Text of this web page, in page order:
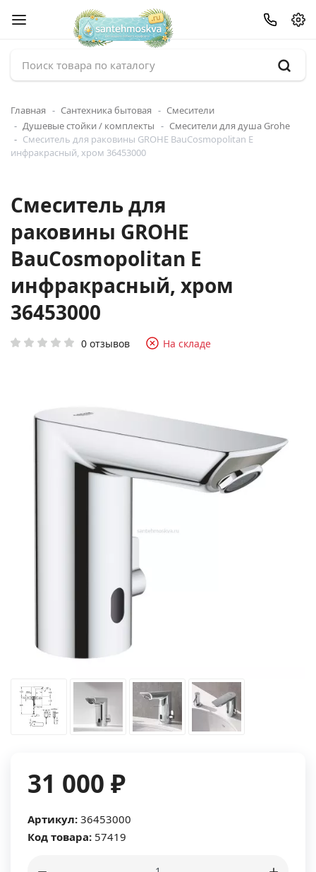
Главная Сантехника бытовая
Смесители
Душевые стойки / комплекты
Смесители для душа Grohe
Смеситель для раковины GROHE BauCosmopolitan E
инфракрасный, хром 36453000
Смеситель для
раковины GROHE
BauCosmopolitan E
инфракрасный, хром
36453000
0 отзывов На складе
31 000 ₽
Артикул: 36453000
Код товара: 57419